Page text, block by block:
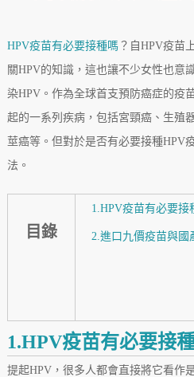
HPV疫苗有必要接種嗎？自HPV疫苗
關HPV的知識，這也讓不少女性也意
染HPV。作為全球首支預防癌症的疫
起的一系列疾病，包括宮頸癌、生殖
莖癌等。但對於是否有必要接種HPV
法。
目錄
1.HPV疫苗有必要接
2.進口九價疫苗與國
1.HPV疫苗有必要接
提起HPV，很多人都會直接將它看作